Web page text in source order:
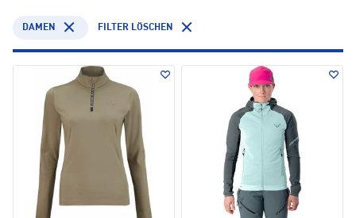
DAMEN FILTER LÖSCHEN